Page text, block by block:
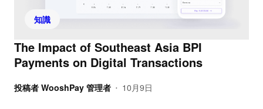
知識
The Impact of Southeast Asia BPI
Payments on Digital Transactions
投稿者 WooshPay 管理者 • 10月9日